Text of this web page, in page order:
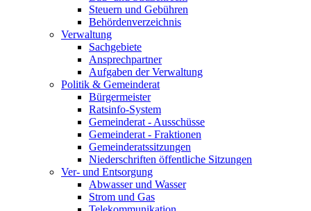
Steuern und Gebühren
Behördenverzeichnis
Verwaltung
Sachgebiete
Ansprechpartner
Aufgaben der Verwaltung
Politik & Gemeinderat
Bürgermeister
Ratsinfo-System
Gemeinderat - Ausschüsse
Gemeinderat - Fraktionen
Gemeinderatssitzungen
Niederschriften öffentliche Sitzungen
Ver- und Entsorgung
Abwasser und Wasser
Strom und Gas